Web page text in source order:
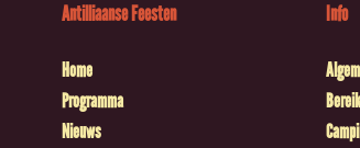
Antilliaanse Feesten
Home
Programma
Nieuws
Info